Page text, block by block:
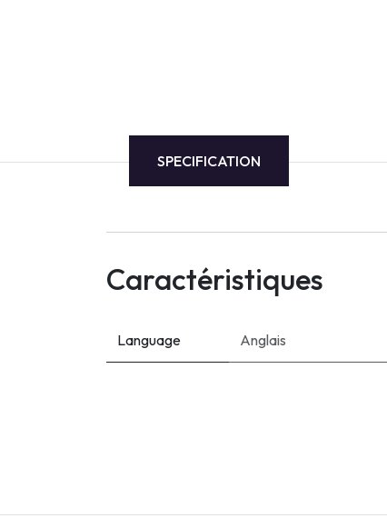
SPECIFICATION
Caractéristiques
Language Anglais